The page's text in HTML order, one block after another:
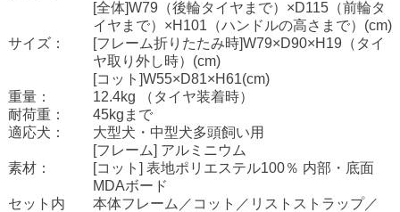
サイズ：
[全体]W79（後輪タイヤまで）×D115（前輪タ
イヤまで）×H101（ハンドルの高さまで）(cm)
[フレーム折りたたみ時]W79×D90×H19（タイ
ヤ取り外し時）(cm)
[コット]W55×D81×H61(cm)
重量：
12.4kg （タイヤ装着時）
耐荷重：
45kgまで
適応犬：
大型犬・中型犬多頭飼い用
素材：
[フレーム] アルミニウム
[コット] 表地ポリエステル100％ 内部・底面
MDAボード
セット内
本体フレーム／コット／リストストラップ／